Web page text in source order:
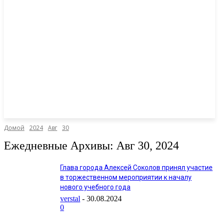
Домой 2024 Авг 30
Ежедневные Архивы: Авг 30, 2024
Глава города Алексей Соколов принял участие
в торжественном мероприятии к началу
нового учебного года
verstal - 30.08.2024
0